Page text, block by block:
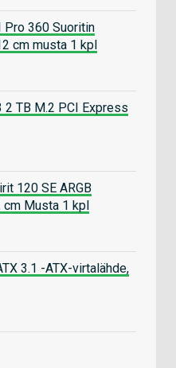
Pro 360 Suoritin
cm musta 1 kpl
2 TB M.2 PCI Express
120 SE ARGB
cm Musta 1 kpl
3.1 -ATX-virtalähde,